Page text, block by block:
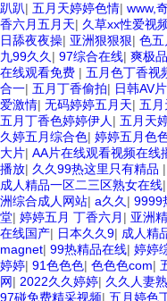
趴趴| 五月天婷婷色情| www,
香六月五月天| 久草xx性爱视
日舔夜夜操| 亚洲狠狠狠| 色五
九99久久 | 97综合在线| 爽极
在线观看免费 | 五月色丁香视
合一| 五月丁香偷拍| 日韩AV片
爱激情| 无码婷婷五月天| 五月
五月丁香色婷婷伊人 | 五月天
久婷五月综合色| 婷婷五月色
大片| AA片在线观看视频在线
播放| 久久99热这里只有精品 |
成人精品一区二三区熟女在线|
洲综合成人网站| a久久 | 9999
堂| 婷婷五月 丁香六月 | 亚洲
在线国产| 日本久久9| 成人精
magnet| 99热精品在线| 婷婷
婷婷| 91色色色| 色色色com|
网| 2022久久婷婷| 久久人妻
97碰免费精采视频| 五月婷色